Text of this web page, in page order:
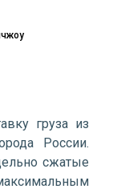
груза из
России.
сжатые